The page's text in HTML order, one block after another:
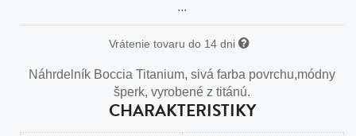
...
Vrátenie tovaru do 14 dni
Náhrdelník Boccia Titanium, sivá farba povrchu,módny
šperk, vyrobené z titánú.
CHARAKTERISTIKY